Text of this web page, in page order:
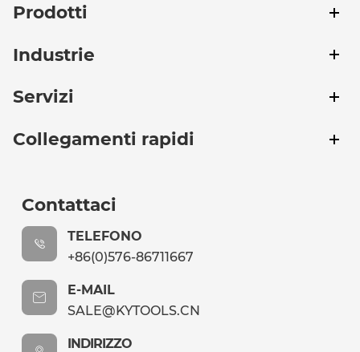
Prodotti
Industrie
Servizi
Collegamenti rapidi
Contattaci
TELEFONO
+86(0)576-86711667
E-MAIL
SALE@KYTOOLS.CN
INDIRIZZO